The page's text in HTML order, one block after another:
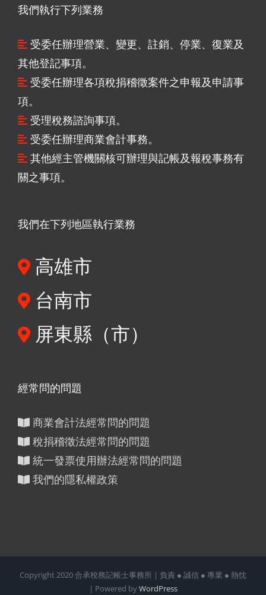
我們執行下列業務
受委任辦理營業、變更、註銷、停業、復業及
其他登記事項。
受委任辦理各項稅捐稽徵案件之申報及申請事
項。
受理稅務諮詢事項。
受委任辦理商業會計事務。
其他經主管機關核可辦理與記帳及報稅事務有
關之事項。
我們在下列地區執行業務
高雄市
台南市
屏東縣（市）
經常問的問題
商業會計法經常問的問題
稅捐稽徵法經常問的問題
統一發票使用辦法經常問的問題
我們的隱私權政策
Copyright 2020 合承稅務記帳士事務所 | 負責 ● 誠信 ● 專業 ● 熱忱
| Powered byWordPress